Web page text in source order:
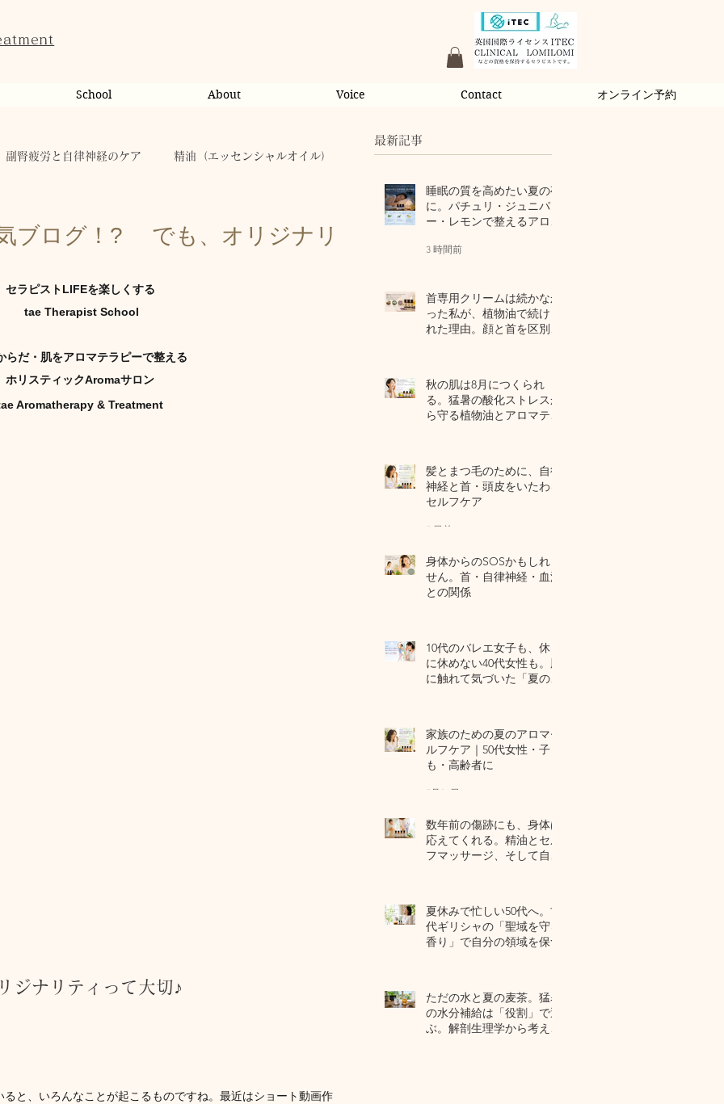
School About Voice Contact オンライン予約
副腎疲労と自律神経のケア 精油（エッセンシャルオイル）
のこと tae Therapist School
taeAromaサロン お稽古
ブログ！? でも、オリジナリ
セラピストLIFEを楽しくする
tae Therapist School
らだ・肌をアロマテラピーで整える
ホリスティックAromaサロン
Aromatherapy & Treatment
ジナリティって大切♪
と、いろんなことが起こるものですね。最近はショート動画作
最新記事
睡眠の質を高めたい夏の夜
に。パチュリ・ジュニパ
ー・レモンで整えるアロマ
3 時間前
首専用クリームは続かなか
った私が、植物油で続けら
れた理由。顔と首を区別し
秋の肌は8月につくられ
る。猛暑の酸化ストレスか
ら守る植物油とアロマテラ
髪とまつ毛のために、自律
神経と首・頭皮をいたわる
セルフケア
7 日前
身体からのSOSかもしれま
せん。首・自律神経・血流
との関係
10代のバレエ女子も、休日
に休めない40代女性も。肌
に触れて気づいた「夏の全
家族のための夏のアロマセ
ルフケア｜50代女性・子ど
も・高齢者に
7月24日
数年前の傷跡にも、身体は
応えてくれる。精油とセル
フマッサージ、そして自己
夏休みで忙しい50代へ。古
代ギリシャの「聖域を守る
香り」で自分の領域を保つ
ただの水と夏の麦茶。猛暑
の水分補給は「役割」で選
ぶ。解剖生理学から考える